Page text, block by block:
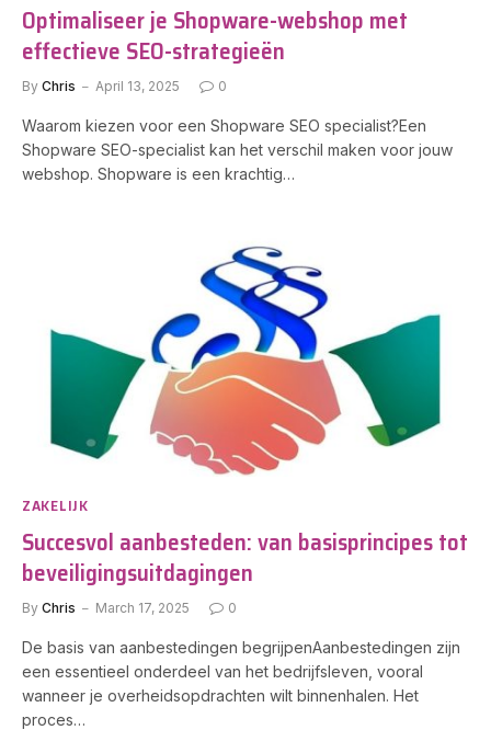
Optimaliseer je Shopware-webshop met
effectieve SEO-strategieën
By Chris April 13, 2025 0
Waarom kiezen voor een Shopware SEO specialist?Een
Shopware SEO-specialist kan het verschil maken voor jouw
webshop. Shopware is een krachtig…
ZAKELIJK
Succesvol aanbesteden: van basisprincipes tot
beveiligingsuitdagingen
By Chris March 17, 2025 0
De basis van aanbestedingen begrijpenAanbestedingen zijn
een essentieel onderdeel van het bedrijfsleven, vooral
wanneer je overheidsopdrachten wilt binnenhalen. Het
proces…